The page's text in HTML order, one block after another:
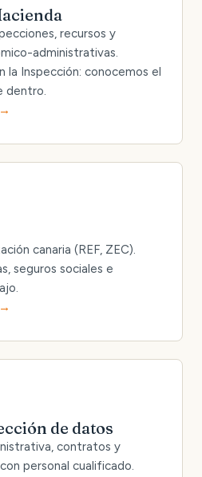
recursos y
administrativas.
la Inspección: conocemos el
dentro.
canaria (REF, ZEC).
seguros sociales e
de datos
contratos y
personal cualificado.